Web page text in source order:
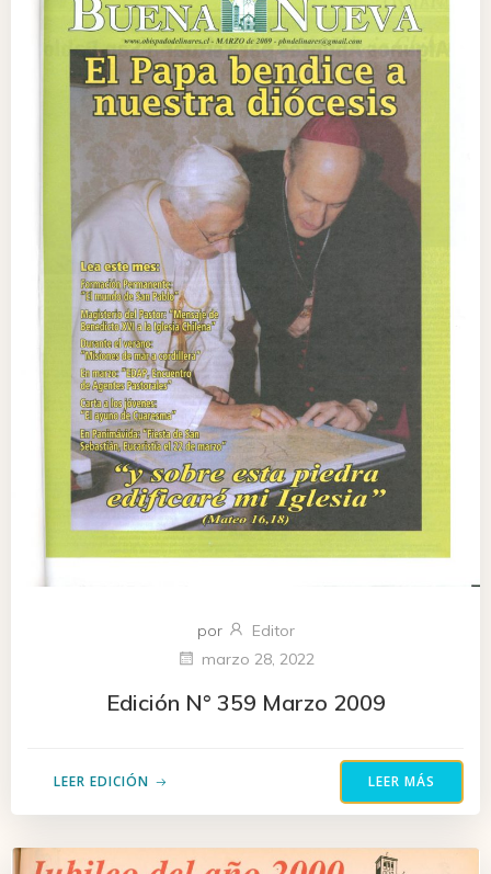
por
Editor
marzo 28, 2022
Edición N° 359 Marzo 2009
LEER EDICIÓN LEER MÁS